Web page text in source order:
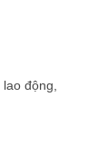
động,